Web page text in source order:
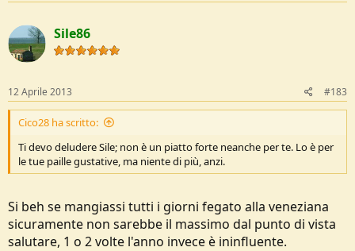
Sile86
12 Aprile 2013 #183
Cico28 ha scritto:
Ti devo deludere Sile; non è un piatto forte neanche per te. Lo è per
le tue paille gustative, ma niente di più, anzi.
Si beh se mangiassi tutti i giorni fegato alla veneziana
sicuramente non sarebbe il massimo dal punto di vista
salutare, 1 o 2 volte l'anno invece è ininfluente.